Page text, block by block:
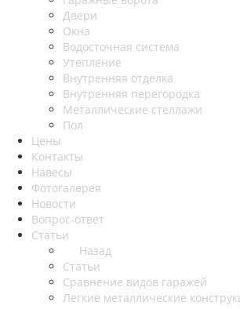
Двери
Окна
Водосточная система
Утепление
Внутренняя отделка
Внутренняя перегородка
Металлические стеллажи
Пол
Цены
Контакты
Навесы
Фотогалерея
Новости
Вопрос-ответ
Статьи
Назад
Статьи
Сравнение видов гаражей
Легкие металлические